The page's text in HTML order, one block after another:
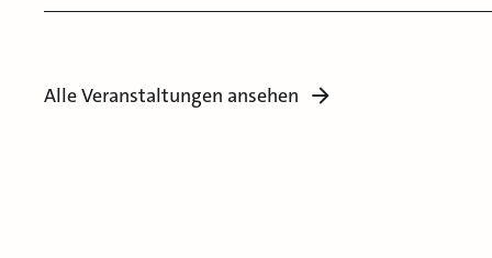
Alle Veranstaltungen ansehen